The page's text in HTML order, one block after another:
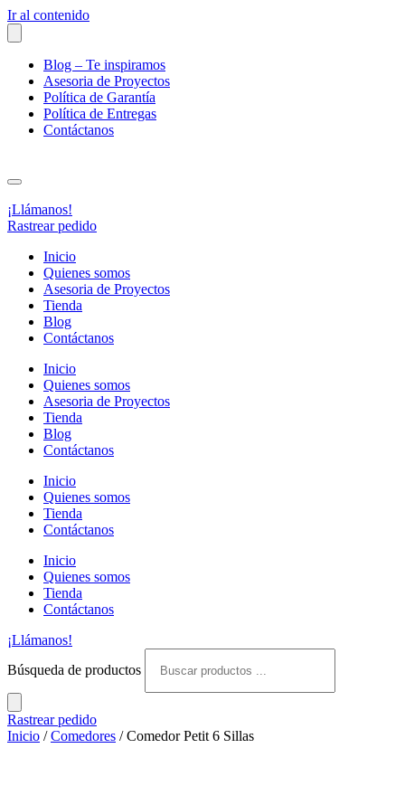
Ir al contenido
Blog – Te inspiramos
Asesoria de Proyectos
Política de Garantía
Política de Entregas
Contáctanos
¡Llámanos!
Rastrear pedido
Inicio
Quienes somos
Asesoria de Proyectos
Tienda
Blog
Contáctanos
Inicio
Quienes somos
Asesoria de Proyectos
Tienda
Blog
Contáctanos
Inicio
Quienes somos
Tienda
Contáctanos
Inicio
Quienes somos
Tienda
Contáctanos
¡Llámanos!
Búsqueda de productos
Rastrear pedido
Inicio /Comedores / Comedor Petit 6 Sillas